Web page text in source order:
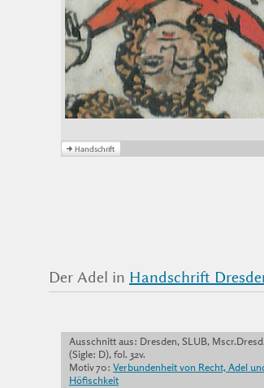
Der Adel in Handschrift
Ausschnitt aus: Dresden, SLUB,
(Sigle: D), fol. 32v.
Motiv 70: Verbundenheit von Recht, Adel
Höfischkeit